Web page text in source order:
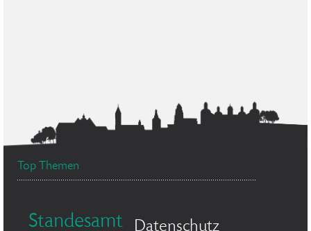
Top Themen
Standesamt Datenschutz